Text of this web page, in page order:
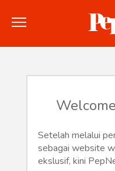
Konstitusi
Setelah melalui
sebagai website
ekslusif, kini